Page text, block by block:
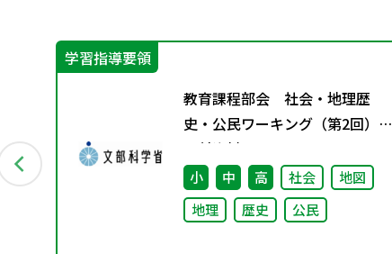
あ
学習指導要領
教育課程部会 社会・地理歴
史・公民ワーキング（第2回）
配付資料
小 中 高 社会
地図
地理
歴史 公民